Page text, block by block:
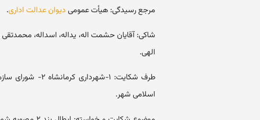
مرجع رسیدگی: هیأت عمومی دیوان عدالت اداری.
شاکی: آقایان حشمت اله، یداله، اسداله،
الهی.
طرف شکایت: ۱-شهرداری کرمانشاه ۲- شورای سازمان بهسازی و نوسازی
اسلامی شهر.